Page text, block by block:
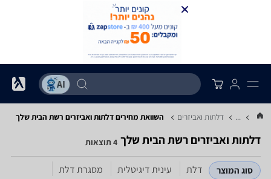
... דלתות ואביזרים השוואת מחירים דלתות ואביזרים ‏רשת ‏הבית שלך
דלתות ואביזרים ‏רשת ‏הבית שלך 4 תוצאות
סוג המוצר דלת עינית דיגיטלית מסגרת דלת